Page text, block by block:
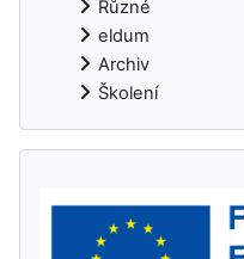
Různé
eldum
Archiv
Školení